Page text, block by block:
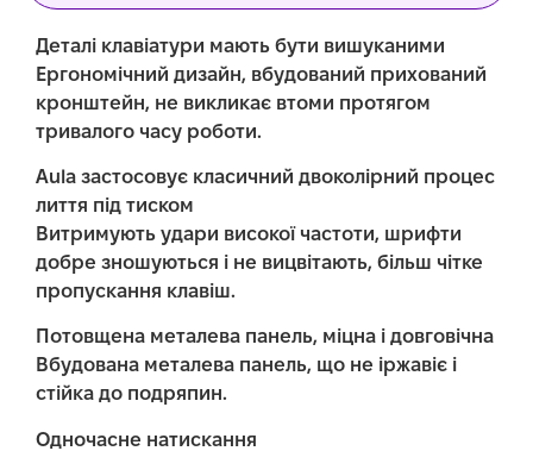
Деталі клавіатури мають бути вишуканими
Ергономічний дизайн, вбудований прихований
кронштейн, не викликає втоми протягом
тривалого часу роботи.
Aula застосовує класичний двоколірний процес
лиття під тиском
Витримують удари високої частоти, шрифти
добре зношуються і не вицвітають, більш чітке
пропускання клавіш.
Потовщена металева панель, міцна і довговічна
Вбудована металева панель, що не іржавіє і
стійка до подряпин.
Одночасне натискання